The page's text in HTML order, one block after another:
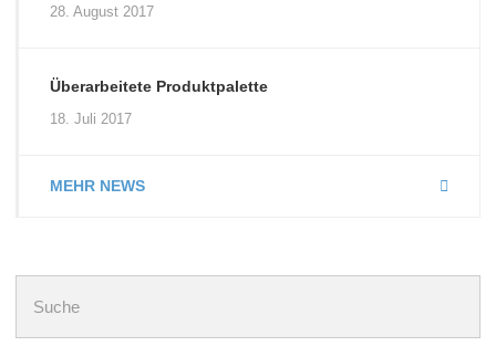
28. August 2017
Überarbeitete Produktpalette
18. Juli 2017
MEHR NEWS
nach: